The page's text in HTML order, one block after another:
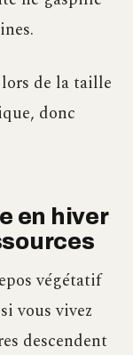
de la taille
donc
en hiver
végétatif
vous vivez
descendent